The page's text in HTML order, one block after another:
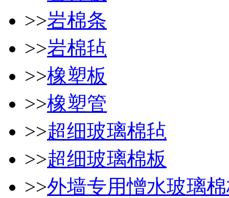
>>岩棉条
>>岩棉毡
>>橡塑板
>>橡塑管
>>超细玻璃棉毡
>>超细玻璃棉板
>>外墙专用憎水玻璃